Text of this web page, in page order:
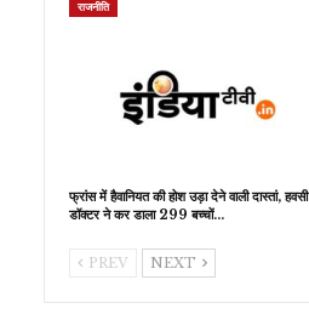
राजनीति
फ्रांस में हैवानियत की होश उड़ा देने वाली दास्तां, हवसी
डॉक्टर ने कर डाला 299 बच्चों…
PREV NEXT